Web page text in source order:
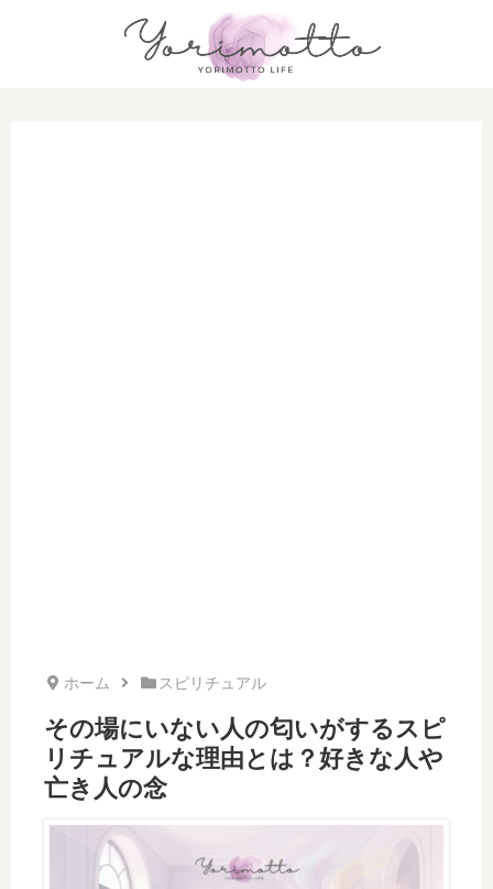
ホーム スピリチュアル
その場にいない人の匂いがするスピ
リチュアルな理由とは？好きな人や
亡き人の念